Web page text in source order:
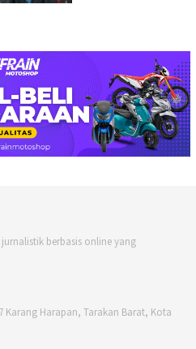
berbasis online yang
Karang Harapan, Tarakan Barat, Kota